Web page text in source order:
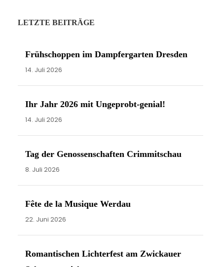
n
s
LETZTE BEITRÄGE
Frühschoppen im Dampfergarten Dresden
14. Juli 2026
Ihr Jahr 2026 mit Ungeprobt-genial!
14. Juli 2026
Tag der Genossenschaften Crimmitschau
8. Juli 2026
Fête de la Musique Werdau
22. Juni 2026
Romantischen Lichterfest am Zwickauer